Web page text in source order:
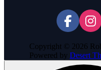
Copyright © 2026
Powered by Desert